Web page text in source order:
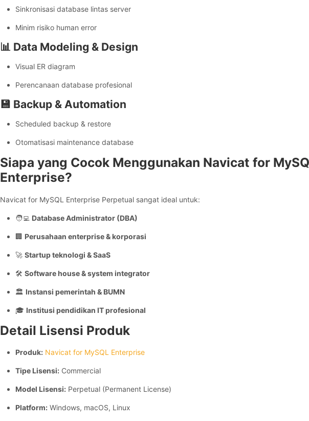
Sinkronisasi database lintas server
Minim risiko human error
📊 Data Modeling & Design
Visual ER diagram
Perencanaan database profesional
💾 Backup & Automation
Scheduled backup & restore
Otomatisasi maintenance database
Siapa yang Cocok Menggunakan Navicat for
Enterprise?
Navicat for MySQL Enterprise Perpetual sangat ideal untuk:
🧑‍💻 Database Administrator (DBA)
🏢 Perusahaan enterprise & korporasi
🚀 Startup teknologi & SaaS
🛠️ Software house & system integrator
🏛️ Instansi pemerintah & BUMN
🎓 Institusi pendidikan IT profesional
Detail Lisensi Produk
Produk: Navicat for MySQL Enterprise
Tipe Lisensi: Commercial
Model Lisensi: Perpetual (Permanent License)
Platform: Windows, macOS, Linux